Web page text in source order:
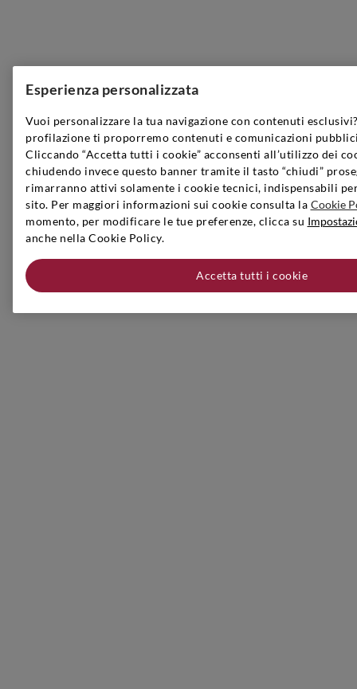
Esperienza personalizzata
Vuoi personalizzare la tua navigazione con contenuti
profilazione ti proporremo contenuti e comunicazioni
Cliccando “Accetta tutti i cookie” acconsenti all’utilizzo dei
chiudendo invece questo banner tramite il tasto “chiudi”
rimarranno attivi solamente i cookie tecnici, indispensabili
sito. Per maggiori informazioni sui cookie consulta la Cookie
momento, per modificare le tue preferenze, clicca su
anche nella Cookie Policy.
Accetta tutti i cookie